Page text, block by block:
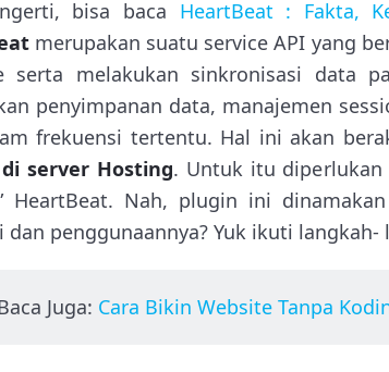
bisa baca HeartBeat : Fakta,
merupakan suatu service API yang
serta melakukan sinkronisasi data
penyimpanan data, manajemen
frekuensi tertentu. Hal ini akan
server Hosting. Untuk itu
HeartBeat. Nah, plugin ini
dan penggunaannya? Yuk ikuti
Juga: Cara Bikin Website Tanpa